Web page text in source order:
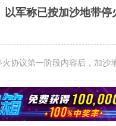
以军称已按加沙地带
议第一阶段内容后，加沙地